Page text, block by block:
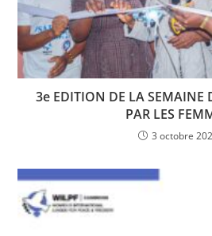
3e EDITION DE LA SEMAINE
PAR LES
3 octobre